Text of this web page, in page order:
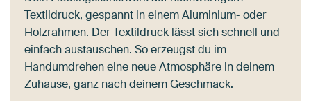
Textildruck, gespannt in einem Aluminium- oder
Holzrahmen. Der Textildruck lässt sich schnell und
einfach austauschen. So erzeugst du im
Handumdrehen eine neue Atmosphäre in deinem
Zuhause, ganz nach deinem Geschmack.